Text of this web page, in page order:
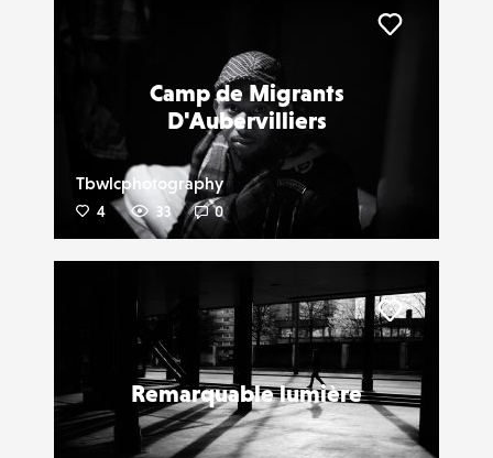
Camp de Migrants
D'Aubervilliers
Tbwlcphotography
4 33 0
Remarquable lumière